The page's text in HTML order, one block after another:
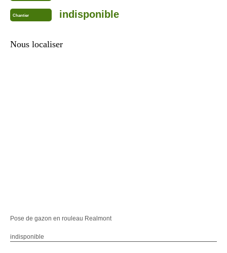
Chantier indisponible
Nous localiser
Pose de gazon en rouleau Realmont
indisponible